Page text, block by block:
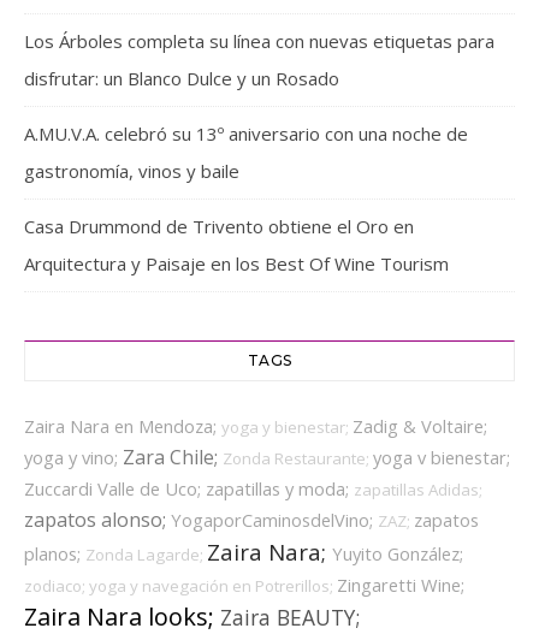
Los Árboles completa su línea con nuevas etiquetas para
disfrutar: un Blanco Dulce y un Rosado
A.MU.V.A. celebró su 13º aniversario con una noche de
gastronomía, vinos y baile
Casa Drummond de Trivento obtiene el Oro en
Arquitectura y Paisaje en los Best Of Wine Tourism
TAGS
Zaira Nara en Mendoza; yoga y bienestar; Zadig & Voltaire;
yoga y vino; Zara Chile; Zonda Restaurante; yoga v bienestar;
Zuccardi Valle de Uco; zapatillas y moda; zapatillas Adidas;
zapatos alonso; YogaporCaminosdelVino; ZAZ; zapatos
planos; Zonda Lagarde; Zaira Nara; Yuyito González;
zodiaco; yoga y navegación en Potrerillos; Zingaretti Wine;
Zaira Nara looks; Zaira BEAUTY;